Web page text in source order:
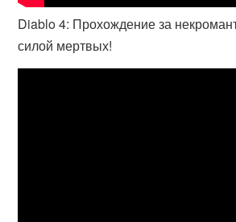
Diablo 4: Прохождение за
силой мертвых!